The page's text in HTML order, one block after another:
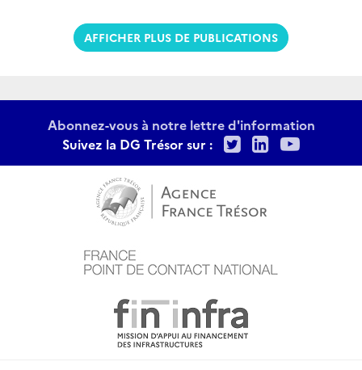
AFFICHER PLUS DE PUBLICATIONS
Abonnez-vous à notre lettre d'information
Suivez la DG Trésor sur :
TwitterLinkedIn